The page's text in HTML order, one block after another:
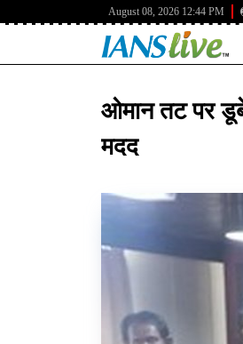
August 08, 2026 12:44 PM
ओमान तट पर
मदद